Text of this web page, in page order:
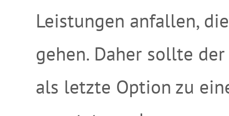
Leistungen anfallen,
gehen. Daher sollte
als letzte Option zu